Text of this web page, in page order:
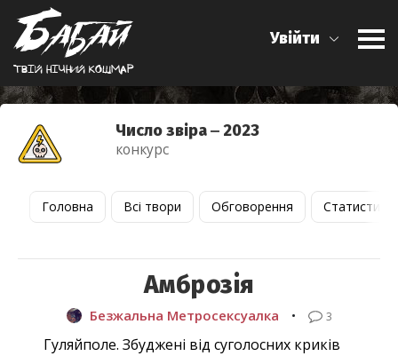
Твiй нiчний кошмар
Увійти
Число звіра ‒ 2023
конкурс
Головна Всі твори Обговорення Статистика
Амброзія
Безжальна Метросексуалка • 3
Гуляйполе. Збуджені від суголосних криків